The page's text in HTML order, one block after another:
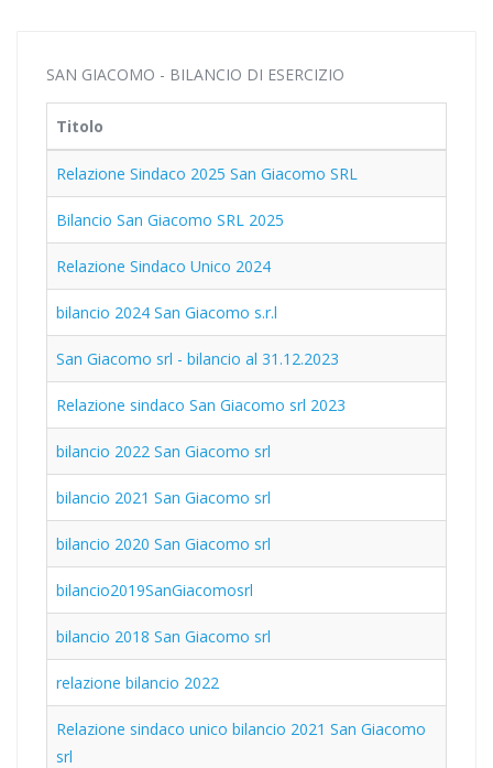
SAN GIACOMO - BILANCIO DI ESERCIZIO
Titolo
Relazione Sindaco 2025 San Giacomo SRL
Bilancio San Giacomo SRL 2025
Relazione Sindaco Unico 2024
bilancio 2024 San Giacomo s.r.l
San Giacomo srl - bilancio al 31.12.2023
Relazione sindaco San Giacomo srl 2023
bilancio 2022 San Giacomo srl
bilancio 2021 San Giacomo srl
bilancio 2020 San Giacomo srl
bilancio2019SanGiacomosrl
bilancio 2018 San Giacomo srl
relazione bilancio 2022
Relazione sindaco unico bilancio 2021 San Giacomo
srl